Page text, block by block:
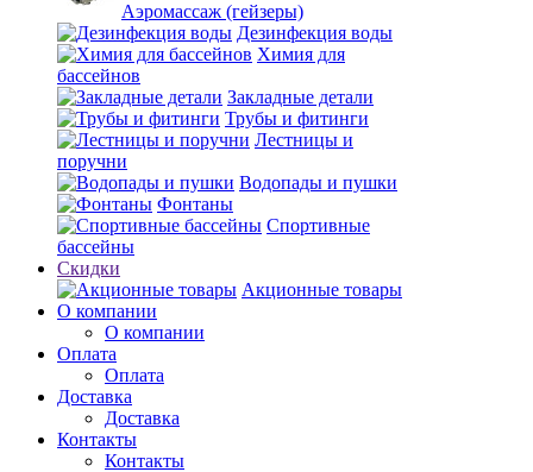
Аэромассаж (гейзеры)
Дезинфекция воды
Химия для
бассейнов
Закладные детали
Трубы и фитинги
Лестницы и
поручни
Водопады и пушки
Фонтаны
Спортивные
бассейны
Скидки
Акционные товары
О компании
О компании
Оплата
Оплата
Доставка
Доставка
Контакты
Контакты